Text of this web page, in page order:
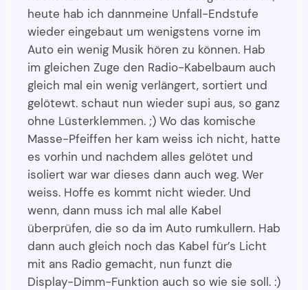
heute hab ich dannmeine Unfall-Endstufe
wieder eingebaut um wenigstens vorne im
Auto ein wenig Musik hören zu können. Hab
im gleichen Zuge den Radio-Kabelbaum auch
gleich mal ein wenig verlängert, sortiert und
gelötewt. schaut nun wieder supi aus, so ganz
ohne Lüsterklemmen. ;) Wo das komische
Masse-Pfeiffen her kam weiss ich nicht, hatte
es vorhin und nachdem alles gelötet und
isoliert war war dieses dann auch weg. Wer
weiss. Hoffe es kommt nicht wieder. Und
wenn, dann muss ich mal alle Kabel
überprüfen, die so da im Auto rumkullern. Hab
dann auch gleich noch das Kabel für’s Licht
mit ans Radio gemacht, nun funzt die
Display-Dimm-Funktion auch so wie sie soll. :)